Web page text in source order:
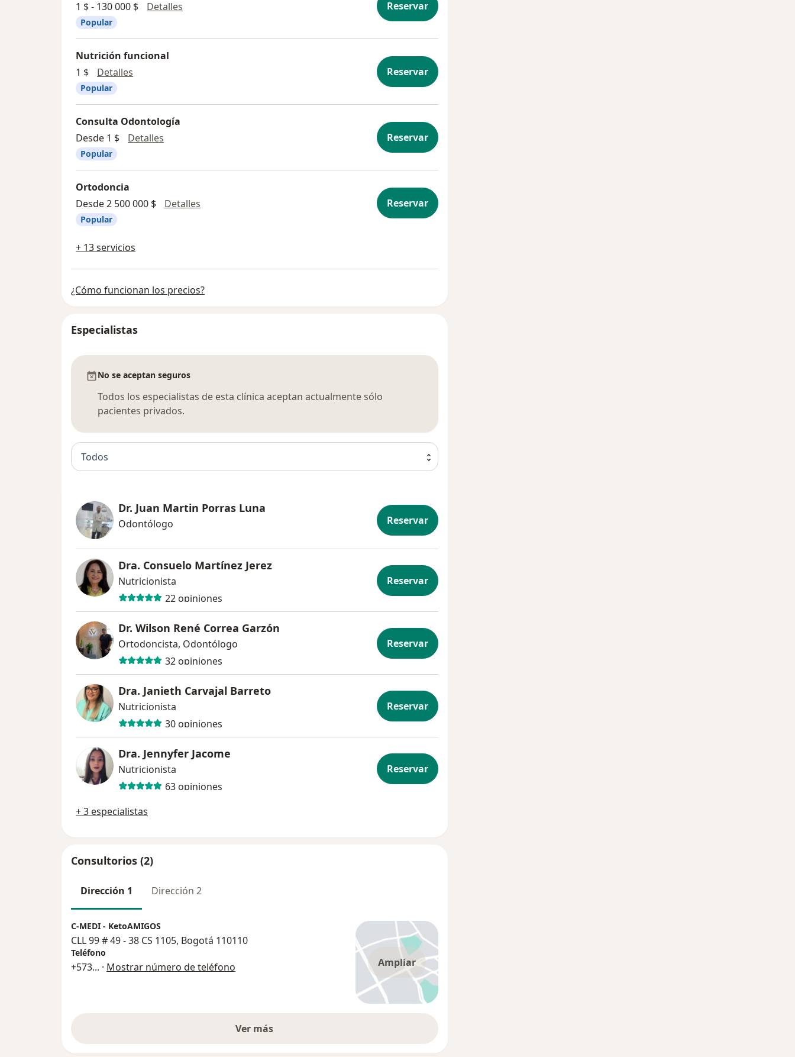
1 $ - 130 000 $
Detalles
Popular
Reservar
Nutrición funcional
1 $
Detalles
Popular
Reservar
Consulta Odontología
Desde 1 $
Detalles
Popular
Reservar
Ortodoncia
Desde 2 500 000 $
Detalles
Popular
Reservar
+ 13 servicios
¿Cómo funcionan los precios?
Especialistas
No se aceptan seguros
Todos los especialistas de esta clínica aceptan actualmente sólo
pacientes privados.
Todos
Dr. Juan Martin Porras Luna
Odontólogo Reservar
Dra. Consuelo Martínez Jerez
Nutricionista
22 opiniones
Reservar
Dr. Wilson René Correa Garzón
Ortodoncista, Odontólogo
32 opiniones
Reservar
Dra. Janieth Carvajal Barreto
Nutricionista
30 opiniones
Reservar
Dra. Jennyfer Jacome
Nutricionista
63 opiniones
Reservar
+ 3 especialistas
Consultorios (2)
Dirección 1 Dirección 2
Ampliar
C-MEDI - KetoAMIGOS
CLL 99 # 49 - 38 CS 1105, Bogotá 110110
Teléfono
+573... · Mostrar número de teléfono
Ver más